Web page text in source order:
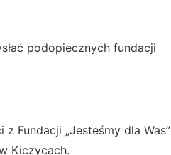
podopiecznych fundacji
Fundacji „Jesteśmy dla Was”
Kiczycach.